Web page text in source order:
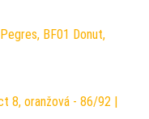
BF01 Donut,
8, oranžová - 86/92 |